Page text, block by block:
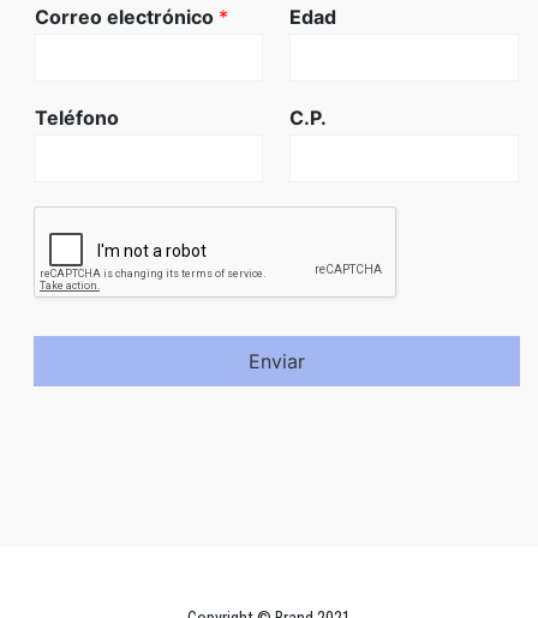
Correo electrónico * Edad
Teléfono C.P.
Enviar